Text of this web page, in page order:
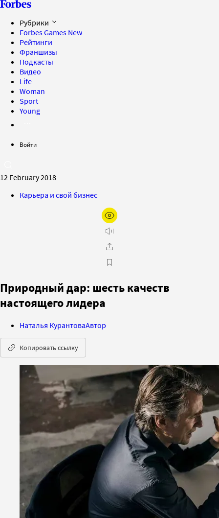
Рубрики
Forbes Games New
Рейтинги
Франшизы
Подкасты
Видео
Life
Woman
Sport
Young
Войти
12 February 2018
Карьера и свой бизнес
Природный дар: шесть качеств
настоящего лидера
Наталья КурантоваАвтор
Копировать ссылку